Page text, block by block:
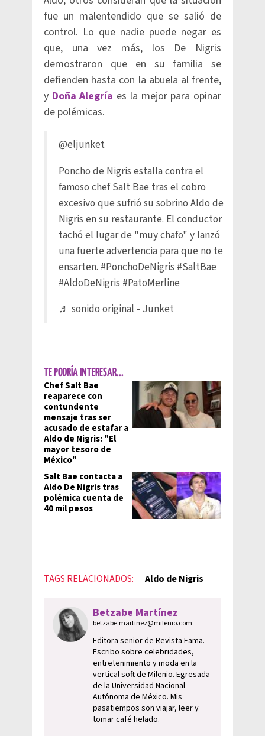
fue un malentendido que se salió de
control. Lo que nadie puede negar es
que, una vez más, los De Nigris
demostraron que en su familia se
defienden hasta con la abuela al frente,
y Doña Alegría es la mejor para opinar
de polémicas.
@eljunket
Poncho de Nigris estalla contra el
famoso chef Salt Bae tras el cobro
excesivo que sufrió su sobrino Aldo de
Nigris en su restaurante. El conductor
tachó el lugar de "muy chafo" y lanzó
una fuerte advertencia para que no te
ensarten. #PonchoDeNigris #SaltBae
#AldoDeNigris #PatoMerline
♬ sonido original - Junket
TE PODRÍA INTERESAR...
Chef Salt Bae
reaparece con
contundente
mensaje tras ser
acusado de estafar a
Aldo de Nigris: "El
mayor tesoro de
México"
Salt Bae contacta a
Aldo De Nigris tras
polémica cuenta de
40 mil pesos
TAGS RELACIONADOS: Aldo de Nigris
Betzabe Martínez
betzabe.martinez@milenio.com
Editora senior de Revista Fama.
Escribo sobre celebridades,
entretenimiento y moda en la
vertical soft de Milenio. Egresada
de la Universidad Nacional
Autónoma de México. Mis
pasatiempos son viajar, leer y
tomar café helado.